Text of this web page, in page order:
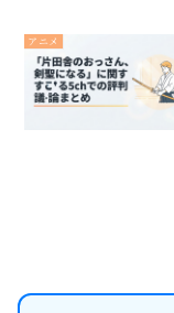
アニメ